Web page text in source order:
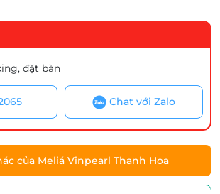
đặt bàn
Chat với Zalo
của Meliá Vinpearl Thanh Hoa